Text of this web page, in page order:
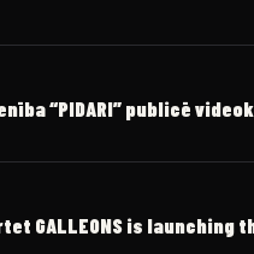
“PIDARI” publicē
GALLEONS is launching